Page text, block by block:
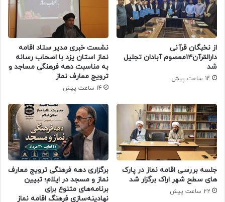
از نخبگان قرآنی
دارالقرآن۱۴معصوم آبادان تجلیل
شد
14 ساعت پیش
نشست خبری مدیر ستاد اقامه
نماز استان یزد با اصحاب رسانه
به مناسبت دهه فرهنگی مساجد و
ترویج معارف نماز
14 ساعت پیش
جلسه بررسی اقامه نماز در پارک
های سطح شهر اراک برگزار شد
22 ساعت پیش
برگزاری دهه فرهنگی ترویج معارف
نماز و مسجد در ایلام؛ تبیین
برنامه‌های متنوع برای
نهادینه‌سازی فرهنگ اقامه نماز